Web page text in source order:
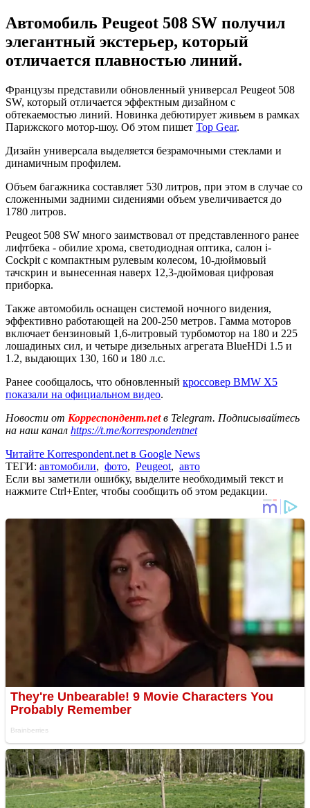
Автомобиль Peugeot 508 SW получил
элегантный экстерьер, который
отличается плавностью линий.
Французы представили обновленный универсал Peugeot 508
SW, который отличается эффектным дизайном с
обтекаемостью линий. Новинка дебютирует живьем в рамках
Парижского мотор-шоу. Об этом пишет Top Gear.
Дизайн универсала выделяется безрамочными стеклами и
динамичным профилем.
Объем багажника составляет 530 литров, при этом в случае со
сложенными задними сидениями объем увеличивается до
1780 литров.
Peugeot 508 SW много заимствовал от представленного ранее
лифтбека - обилие хрома, светодиодная оптика, салон i-
Cockpit с компактным рулевым колесом, 10-дюймовый
тачскрин и вынесенная наверх 12,3-дюймовая цифровая
приборка.
Также автомобиль оснащен системой ночного видения,
эффективно работающей на 200-250 метров. Гамма моторов
включает бензиновый 1,6-литровый турбомотор на 180 и 225
лошадиных сил, и четыре дизельных агрегата BlueHDi 1.5 и
1.2, выдающих 130, 160 и 180 л.с.
Ранее сообщалось, что обновленный кроссовер BMW X5
показали на официальном видео.
Новости от Корреспондент.netв Telegram. Подписывайтесь
на наш канал https://t.me/korrespondentnet
Читайте Korrespondent.net в Google News
ТЕГИ: автомобили, фото, Peugeot, авто
Если вы заметили ошибку, выделите необходимый текст и
нажмите Ctrl+Enter, чтобы сообщить об этом редакции.